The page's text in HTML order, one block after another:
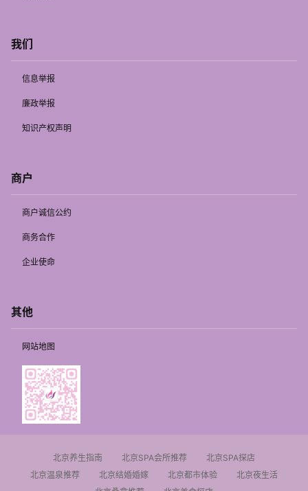
我们
信息举报
廉政举报
知识产权声明
商户
商户诚信公约
商务合作
企业使命
其他
网站地图
北京养生指南 北京SPA会所推荐
北京SPA探店
北京温泉推荐
北京结婚婚嫁 北京都市体验
北京夜生活